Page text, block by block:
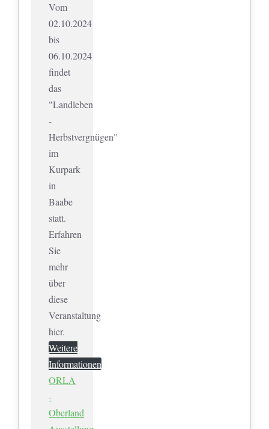
Vom
02.10.2024
bis
06.10.2024
findet
das
"Landleben
-
Herbstvergnügen"
im
Kurpark
in
Baabe
statt.
Erfahren
Sie
mehr
über
diese
Veranstaltung
hier.
Weitere
Informationen
ORLA
-
Oberland